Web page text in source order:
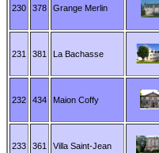
230 378 Grange Merlin
231 381 La Bachasse
232 434 Maion Coffy
233 361 Villa Saint-Jean